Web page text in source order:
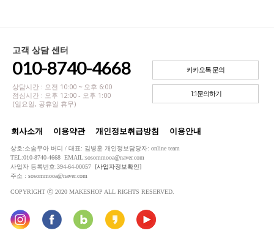
고객 상담 센터
010-8740-4668
상담시간 : 오전 10:00 ~ 오후 6:00
점심시간 : 오후 12:00 - 오후 1:00
(일요일, 공휴일 휴무)
카카오톡 문의
1:1문의하기
회사소개 이용약관 개인정보취급방침 이용안내
상호:소솜무아 버디 / 대표: 김병훈 개인정보담당자: online team
TEL:010-8740-4668 EMAIL:sosommooa@naver.com
사업자 등록번호:394-64-00057 [사업자정보확인]
주소 : sosommooa@naver.com
COPYRIGHT ⓒ 2020 MAKESHOP ALL RIGHTS RESERVED.